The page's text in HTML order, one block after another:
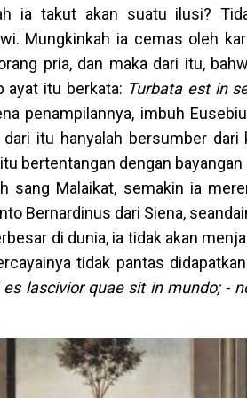
ia takut akan suatu ilusi?
Mungkinkah ia cemas oleh
pria, dan maka dari itu,
ayat itu berkata: Turbata est in
penampilannya, imbuh
itu hanyalah bersumber
bertentangan dengan
sang Malaikat, semakin ia
Bernardinus dari Siena,
di dunia, ia tidak akan
tidak pantas
lascivior quae sit in mundo; -